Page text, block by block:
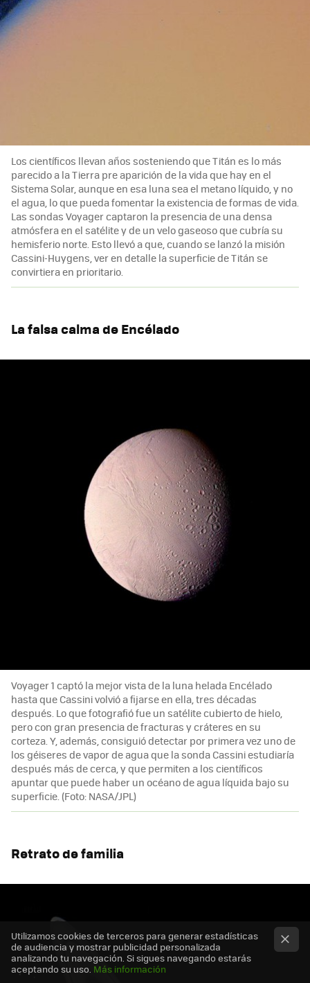
Los científicos llevan años sosteniendo que Titán es lo más
parecido a la Tierra pre aparición de la vida que hay en el
Sistema Solar, aunque en esa luna sea el metano líquido, y no
el agua, lo que pueda fomentar la existencia de formas de vida.
Las sondas Voyager captaron la presencia de una densa
atmósfera en el satélite y de un velo gaseoso que cubría su
hemisferio norte. Esto llevó a que, cuando se lanzó la misión
Cassini-Huygens, ver en detalle la superficie de Titán se
convirtiera en prioritario.
La falsa calma de Encélado
Voyager 1 captó la mejor vista de la luna helada Encélado
hasta que Cassini volvió a fijarse en ella, tres décadas
después. Lo que fotografió fue un satélite cubierto de hielo,
pero con gran presencia de fracturas y cráteres en su
corteza. Y, además, consiguió detectar por primera vez uno de
los géiseres de vapor de agua que la sonda Cassini estudiaría
después más de cerca, y que permiten a los científicos
apuntar que puede haber un océano de agua líquida bajo su
superficie. (Foto: NASA/JPL)
Retrato de familia
Utilizamos cookies de terceros para generar estadísticas
de audiencia y mostrar publicidad personalizada
analizando tu navegación. Si sigues navegando estarás
aceptando su uso. Más información